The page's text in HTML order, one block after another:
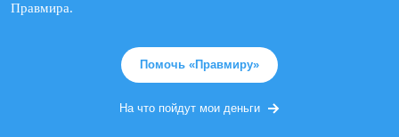
Правмира.
Помочь «Правмиру»
На что пойдут мои деньги